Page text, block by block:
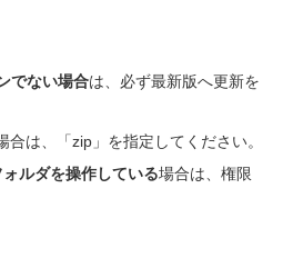
でない場合は、必ず最新版へ更新を
合は、「zip」を指定してください。
ルダを操作している場合は、権限